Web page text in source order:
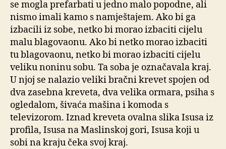
se mogla prefarbati u jedno malo popodne, ali
nismo imali kamo s namještajem. Ako bi ga
izbacili iz sobe, netko bi morao izbaciti cijelu
malu blagovaonu. Ako bi netko morao izbaciti
tu blagovaonu, netko bi morao izbaciti cijelu
veliku noninu sobu. Ta soba je označavala kraj.
U njoj se nalazio veliki bračni krevet spojen od
dva zasebna kreveta, dva velika ormara, psiha s
ogledalom, šivaća mašina i komoda s
televizorom. Iznad kreveta ovalna slika Isusa iz
profila, Isusa na Maslinskoj gori, Isusa koji u
sobi na kraju čeka svoj kraj.